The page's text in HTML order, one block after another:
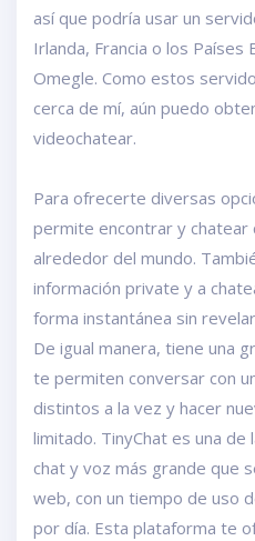
así que podría usar un
Irlanda, Francia o los Países
Omegle. Como estos
cerca de mí, aún puedo
videochatear.
Para ofrecerte diversas
permite encontrar y
alrededor del mundo.
información private y a
forma instantánea sin
De igual manera, tiene una
te permiten conversar con
distintos a la vez y hacer
limitado. TinyChat es una
chat y voz más grande que
web, con un tiempo de uso
por día. Esta plataforma te